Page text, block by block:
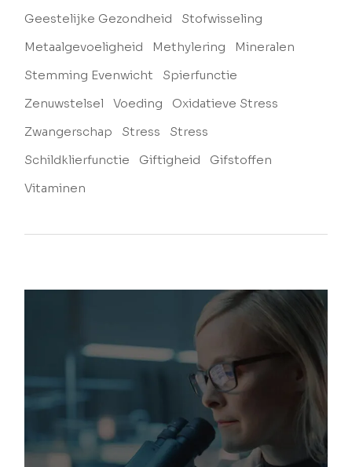
Geestelijke Gezondheid
Stofwisseling
Metaalgevoeligheid
Methylering
Mineralen
Stemming Evenwicht
Spierfunctie
Zenuwstelsel
Voeding
Oxidatieve Stress
Zwangerschap
Stress
Stress
Schildklierfunctie
Giftigheid
Gifstoffen
Vitaminen